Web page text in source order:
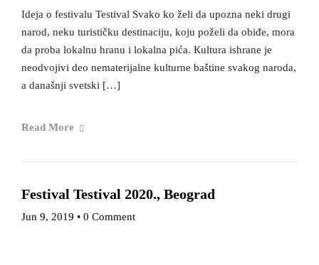
Ideja o festivalu Testival Svako ko želi da upozna neki drugi
narod, neku turističku destinaciju, koju poželi da obiđe, mora
da proba lokalnu hranu i lokalna pića. Кultura ishrane je
neodvojivi deo nematerijalne kulturne baštine svakog naroda,
a današnji svetski […]
Read More
Festival Testival 2020., Beograd
Jun 9, 2019 • 0 Comment